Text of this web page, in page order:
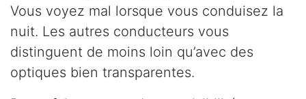
Vous voyez mal lorsque vous conduisez la
nuit. Les autres conducteurs vous
distinguent de moins loin qu’avec des
optiques bien transparentes.